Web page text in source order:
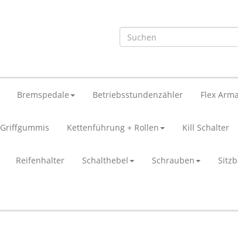
Bremspedale Betriebsstundenzähler Flex
Griffgummis Kettenführung + Rollen Kill Schalter
Reifenhalter Schalthebel Schrauben